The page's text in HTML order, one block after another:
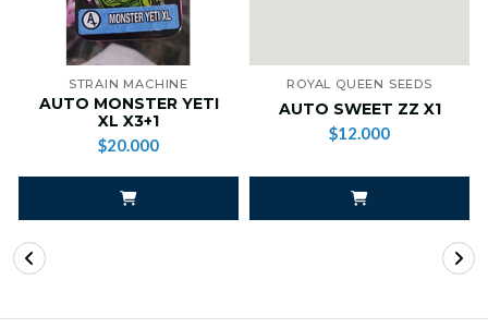
STRAIN MACHINE
AUTO MONSTER YETI
XL X3+1
$20.000
ROYAL QUEEN SEEDS
AUTO SWEET ZZ X1
$12.000